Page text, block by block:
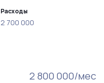
2 800 000/мес
Расходы
2 700 000